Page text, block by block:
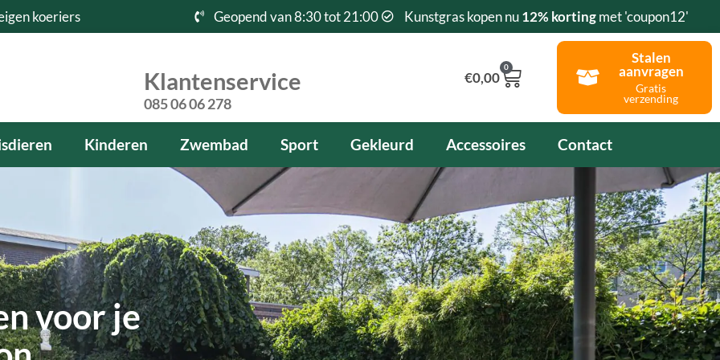
koeriers Geopend van 8:30 tot 21:00 Kunstgras kopen nu12% kortingmet 'coupon12'
Klantenservice
085 06 06 278
€0,00
0
Winkelwagen
Stalen
aanvragen
Gratis
verzending
Kinderen Zwembad Sport Gekleurd Accessoires Contact
voor je